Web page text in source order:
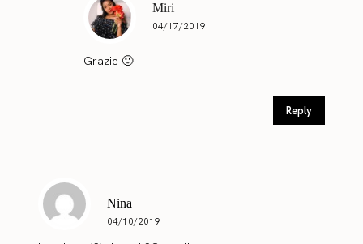
Miri
04/17/2019
Grazie 🙂
Reply
Nina
04/10/2019